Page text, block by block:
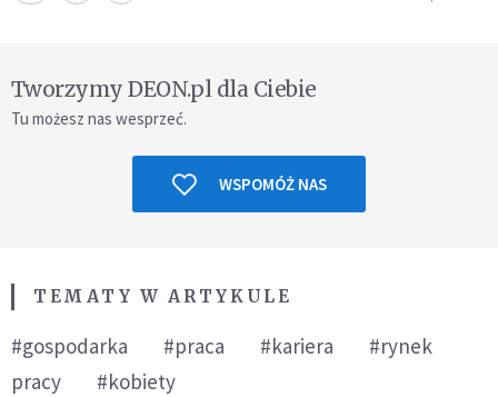
Tworzymy DEON.pl dla Ciebie
Tu możesz nas wesprzeć.
WSPOMÓŻ NAS
TEMATY W ARTYKULE
#gospodarka #praca #kariera
#rynek
pracy
#kobiety